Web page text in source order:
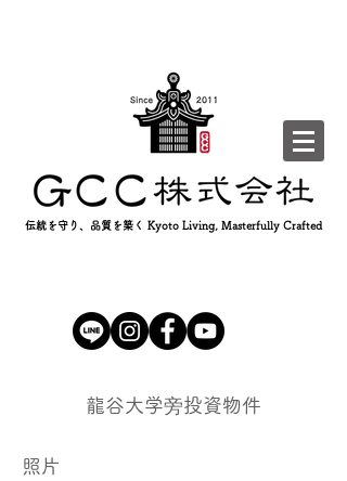
伝統を守り、品質を築く Kyoto Living, Masterfully Crafted
​龍谷大学旁投資物件
照片